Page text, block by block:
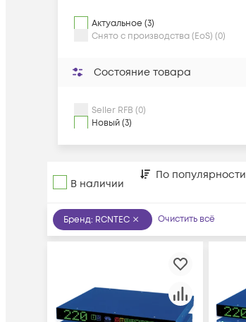
Актуальное (3)
Снято с производства (EoS) (0)
Состояние товара
Seller RFB (0)
Новый (3)
В наличии
По популярности
Бренд: RCNTEC Очистить всё